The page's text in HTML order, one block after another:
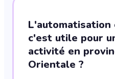
c'est utile pour
activité en
Orientale ?